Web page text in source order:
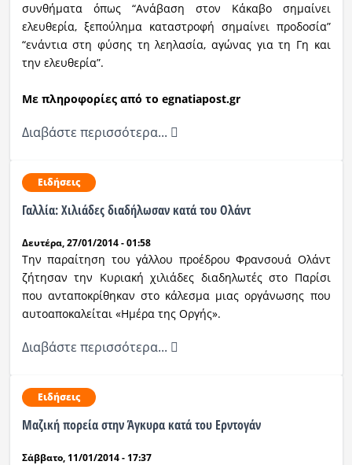
συνθήματα όπως “Aνάβαση στον Κάκαβο σημαίνει
ελευθερία, ξεπούλημα καταστροφή σημαίνει προδοσία”
“ενάντια στη φύσης τη λεηλασία, αγώνας για τη Γη και
την ελευθερία”.
Με πληροφορίες από το egnatiapost.gr
Διαβάστε περισσότερα...
Ειδήσεις
Γαλλία: Χιλιάδες διαδήλωσαν κατά του Ολάντ
Δευτέρα, 27/01/2014 - 01:58
Την παραίτηση του γάλλου προέδρου Φρανσουά Ολάντ
ζήτησαν την Κυριακή χιλιάδες διαδηλωτές στο Παρίσι
που ανταποκρίθηκαν στο κάλεσμα μιας οργάνωσης που
αυτοαποκαλείται «Ημέρα της Οργής».
Διαβάστε περισσότερα...
Ειδήσεις
Μαζική πορεία στην Άγκυρα κατά του Ερντογάν
Σάββατο, 11/01/2014 - 17:37